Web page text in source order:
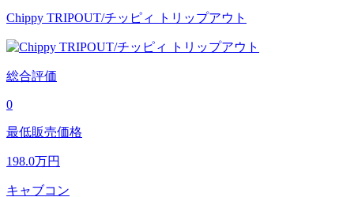
Chippy TRIPOUT/チッピィ トリップアウト
総合評価
0
最低販売価格
198.0万円
キャブコン